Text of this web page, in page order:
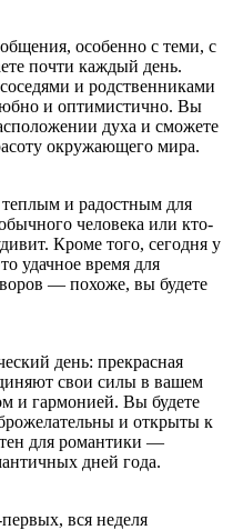
особенно с теми, с
почти каждый день.
и родственниками
и оптимистично. Вы
духа и сможете
окружающего мира.
и радостным для
человека или кто-
Кроме того, сегодня у
удачное время для
— похоже, вы будете
день: прекрасная
свои силы в вашем
и гармонией. Вы будете
и открыты к
для романтики —
дней года.
вся неделя